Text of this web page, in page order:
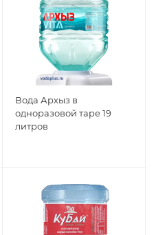
Вода Архыз в
одноразовой таре 19
литров